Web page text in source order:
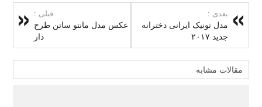
قبلی :
عکس مدل مانتو ساتن طرح
دار
بعدی :
مدل تونیک ایرانی دخترانه
جدید ۲۰۱۷
مقالات مشابه